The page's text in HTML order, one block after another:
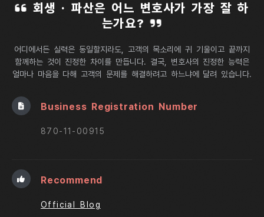
회생 · 파산은 어느 변호사가 가장 잘 하
는가요?
어디에서든 실력은 동일할지라도, 고객의 목소리에 귀 기울이고 끝까지
함께하는 것이 진정한 차이를 만듭니다. 결국, 변호사의 진정한 능력은
얼마나 마음을 다해 고객의 문제를 해결하려고 하느냐에 달려 있습니다.
Business Registration Number
870-11-00915
Recommend
Official Blog